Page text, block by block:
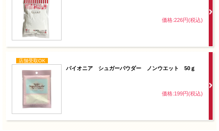
価格:226円(税込)
店舗受取OK
パイオニア シュガーパウダー ノンウエット 50ｇ
価格:199円(税込)